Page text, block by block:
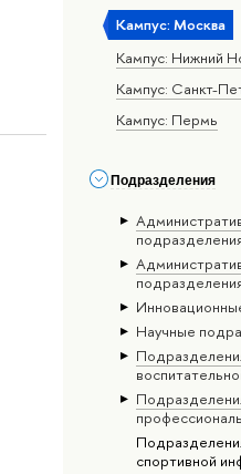
Кампус: Москва
Кампус: Нижний
Кампус: Санкт-
Кампус: Пермь
Подразделения
Научные
спортивной